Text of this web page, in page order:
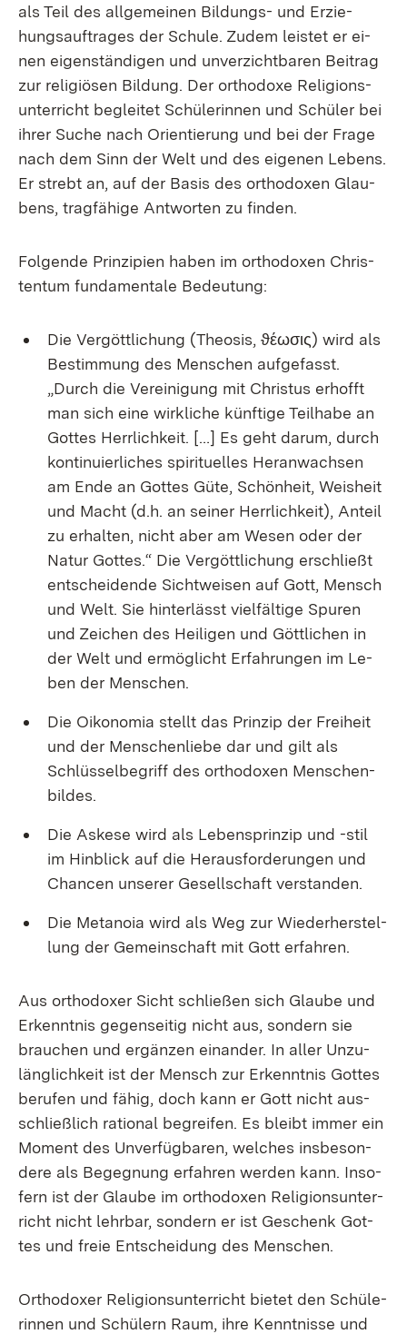
als Teil des all­ge­mei­nen Bil­dungs- und Er­zie­
hungs­auf­tra­ges der Schu­le. Zu­dem leis­tet er ei­
nen ei­gen­stän­di­gen und un­ver­zicht­ba­ren Bei­trag
zur re­li­giö­sen Bil­dung. Der or­tho­do­xe Re­li­gi­ons­
un­ter­richt be­glei­tet Schü­le­rin­nen und Schü­ler bei
ih­rer Su­che nach Ori­en­tie­rung und bei der Fra­ge
nach dem Sinn der Welt und des ei­ge­nen Le­bens.
Er strebt an, auf der Ba­sis des or­tho­do­xen Glau­
bens, trag­fä­hi­ge Ant­wor­ten zu fin­den.
Fol­gen­de Prin­zi­pi­en ha­ben im or­tho­do­xen Chris­
ten­tum fun­da­men­ta­le Be­deu­tung:
Die Ver­gött­li­chung (Theo­sis, ϑέωσις) wird als
Be­stim­mung des Men­schen auf­ge­fasst.
„Durch die Ver­ei­ni­gung mit Chris­tus er­hofft
man sich ei­ne wirk­li­che künf­ti­ge Teil­ha­be an
Got­tes Herr­lich­keit. […] Es geht dar­um, durch
kon­ti­nu­ier­li­ches spi­ri­tu­el­les Her­an­wach­sen
am En­de an Got­tes Gü­te, Schön­heit, Weis­heit
und Macht (d.h. an sei­ner Herr­lich­keit), An­teil
zu er­hal­ten, nicht aber am We­sen oder der
Na­tur Got­tes.“ Die Ver­gött­li­chung er­schließt
ent­schei­den­de Sicht­wei­sen auf Gott, Mensch
und Welt. Sie hin­ter­lässt viel­fäl­ti­ge Spu­ren
und Zei­chen des Hei­li­gen und Gött­li­chen in
der Welt und er­mög­licht Er­fah­run­gen im Le­
ben der Men­schen.
Die Oi­ko­no­mia stellt das Prin­zip der Frei­heit
und der Men­schen­lie­be dar und gilt als
Schlüs­sel­be­griff des or­tho­do­xen Men­schen­
bil­des.
Die As­ke­se wird als Le­bens­prin­zip und -stil
im Hin­blick auf die Her­aus­for­de­run­gen und
Chan­cen un­se­rer Ge­sell­schaft ver­stan­den.
Die Me­ta­noia wird als Weg zur Wie­der­her­stel­
lung der Ge­mein­schaft mit Gott er­fah­ren.
Aus or­tho­do­xer Sicht schlie­ßen sich Glau­be und
Er­kennt­nis ge­gen­sei­tig nicht aus, son­dern sie
brau­chen und er­gän­zen ein­an­der. In al­ler Un­zu­
läng­lich­keit ist der Mensch zur Er­kennt­nis Got­tes
be­ru­fen und fä­hig, doch kann er Gott nicht aus­
schließ­lich ra­tio­nal be­grei­fen. Es bleibt im­mer ein
Mo­ment des Un­ver­füg­ba­ren, wel­ches ins­be­son­
de­re als Be­geg­nung er­fah­ren wer­den kann. In­so­
fern ist der Glau­be im or­tho­do­xen Re­li­gi­ons­un­ter­
richt nicht lehr­bar, son­dern er ist Ge­schenk Got­
tes und freie Ent­schei­dung des Men­schen.
Or­tho­do­xer Re­li­gi­ons­un­ter­richt bie­tet den Schü­le­
rin­nen und Schü­lern Raum, ih­re Kennt­nis­se und